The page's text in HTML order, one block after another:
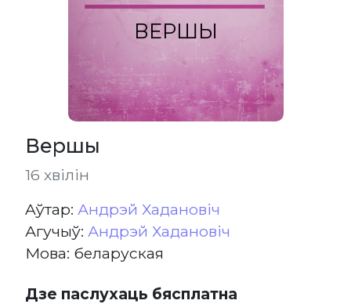
ВЕРШЫ
Вершы
16 хвілін
Aўтар: Андрэй Хадановіч
Агучыў: Андрэй Хадановіч
Мова: беларуская
Дзе паслухаць бясплатна